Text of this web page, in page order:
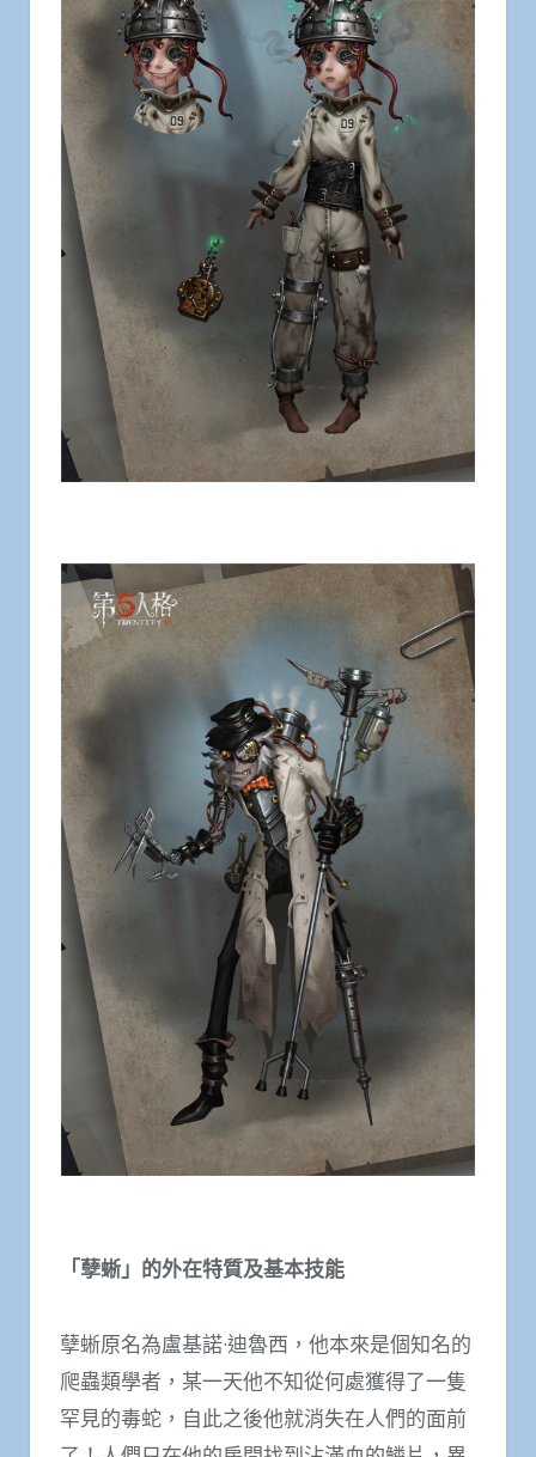
「孽蜥」的外在特質及基本技能
孽蜥原名為盧基諾·迪魯西，他本來是個知名的
爬蟲類學者，某一天他不知從何處獲得了一隻
罕見的毒蛇，自此之後他就消失在人們的面前